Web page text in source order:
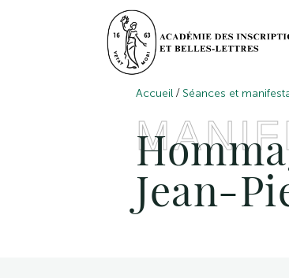
Accueil / Séances et
Jean-